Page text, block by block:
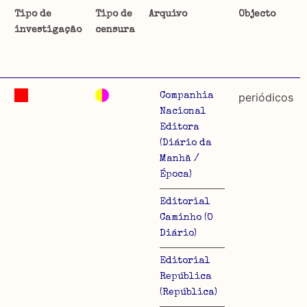
uma
Tipo de
investigação
Tipo de
censura
Arquivo Objecto
Companhia
Nacional
Editora
(Diário da
Manhã /
Época)
Editorial
Caminho (O
Diário)
Editorial
República
(República)
periódicos